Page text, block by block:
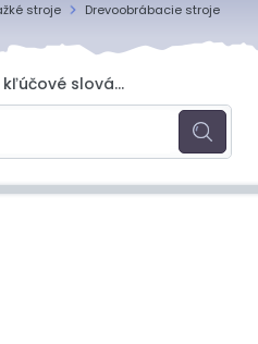
stroje Drevoobrábacie stroje
slová...